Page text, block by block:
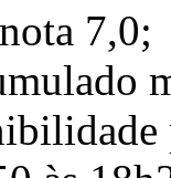
7,0;